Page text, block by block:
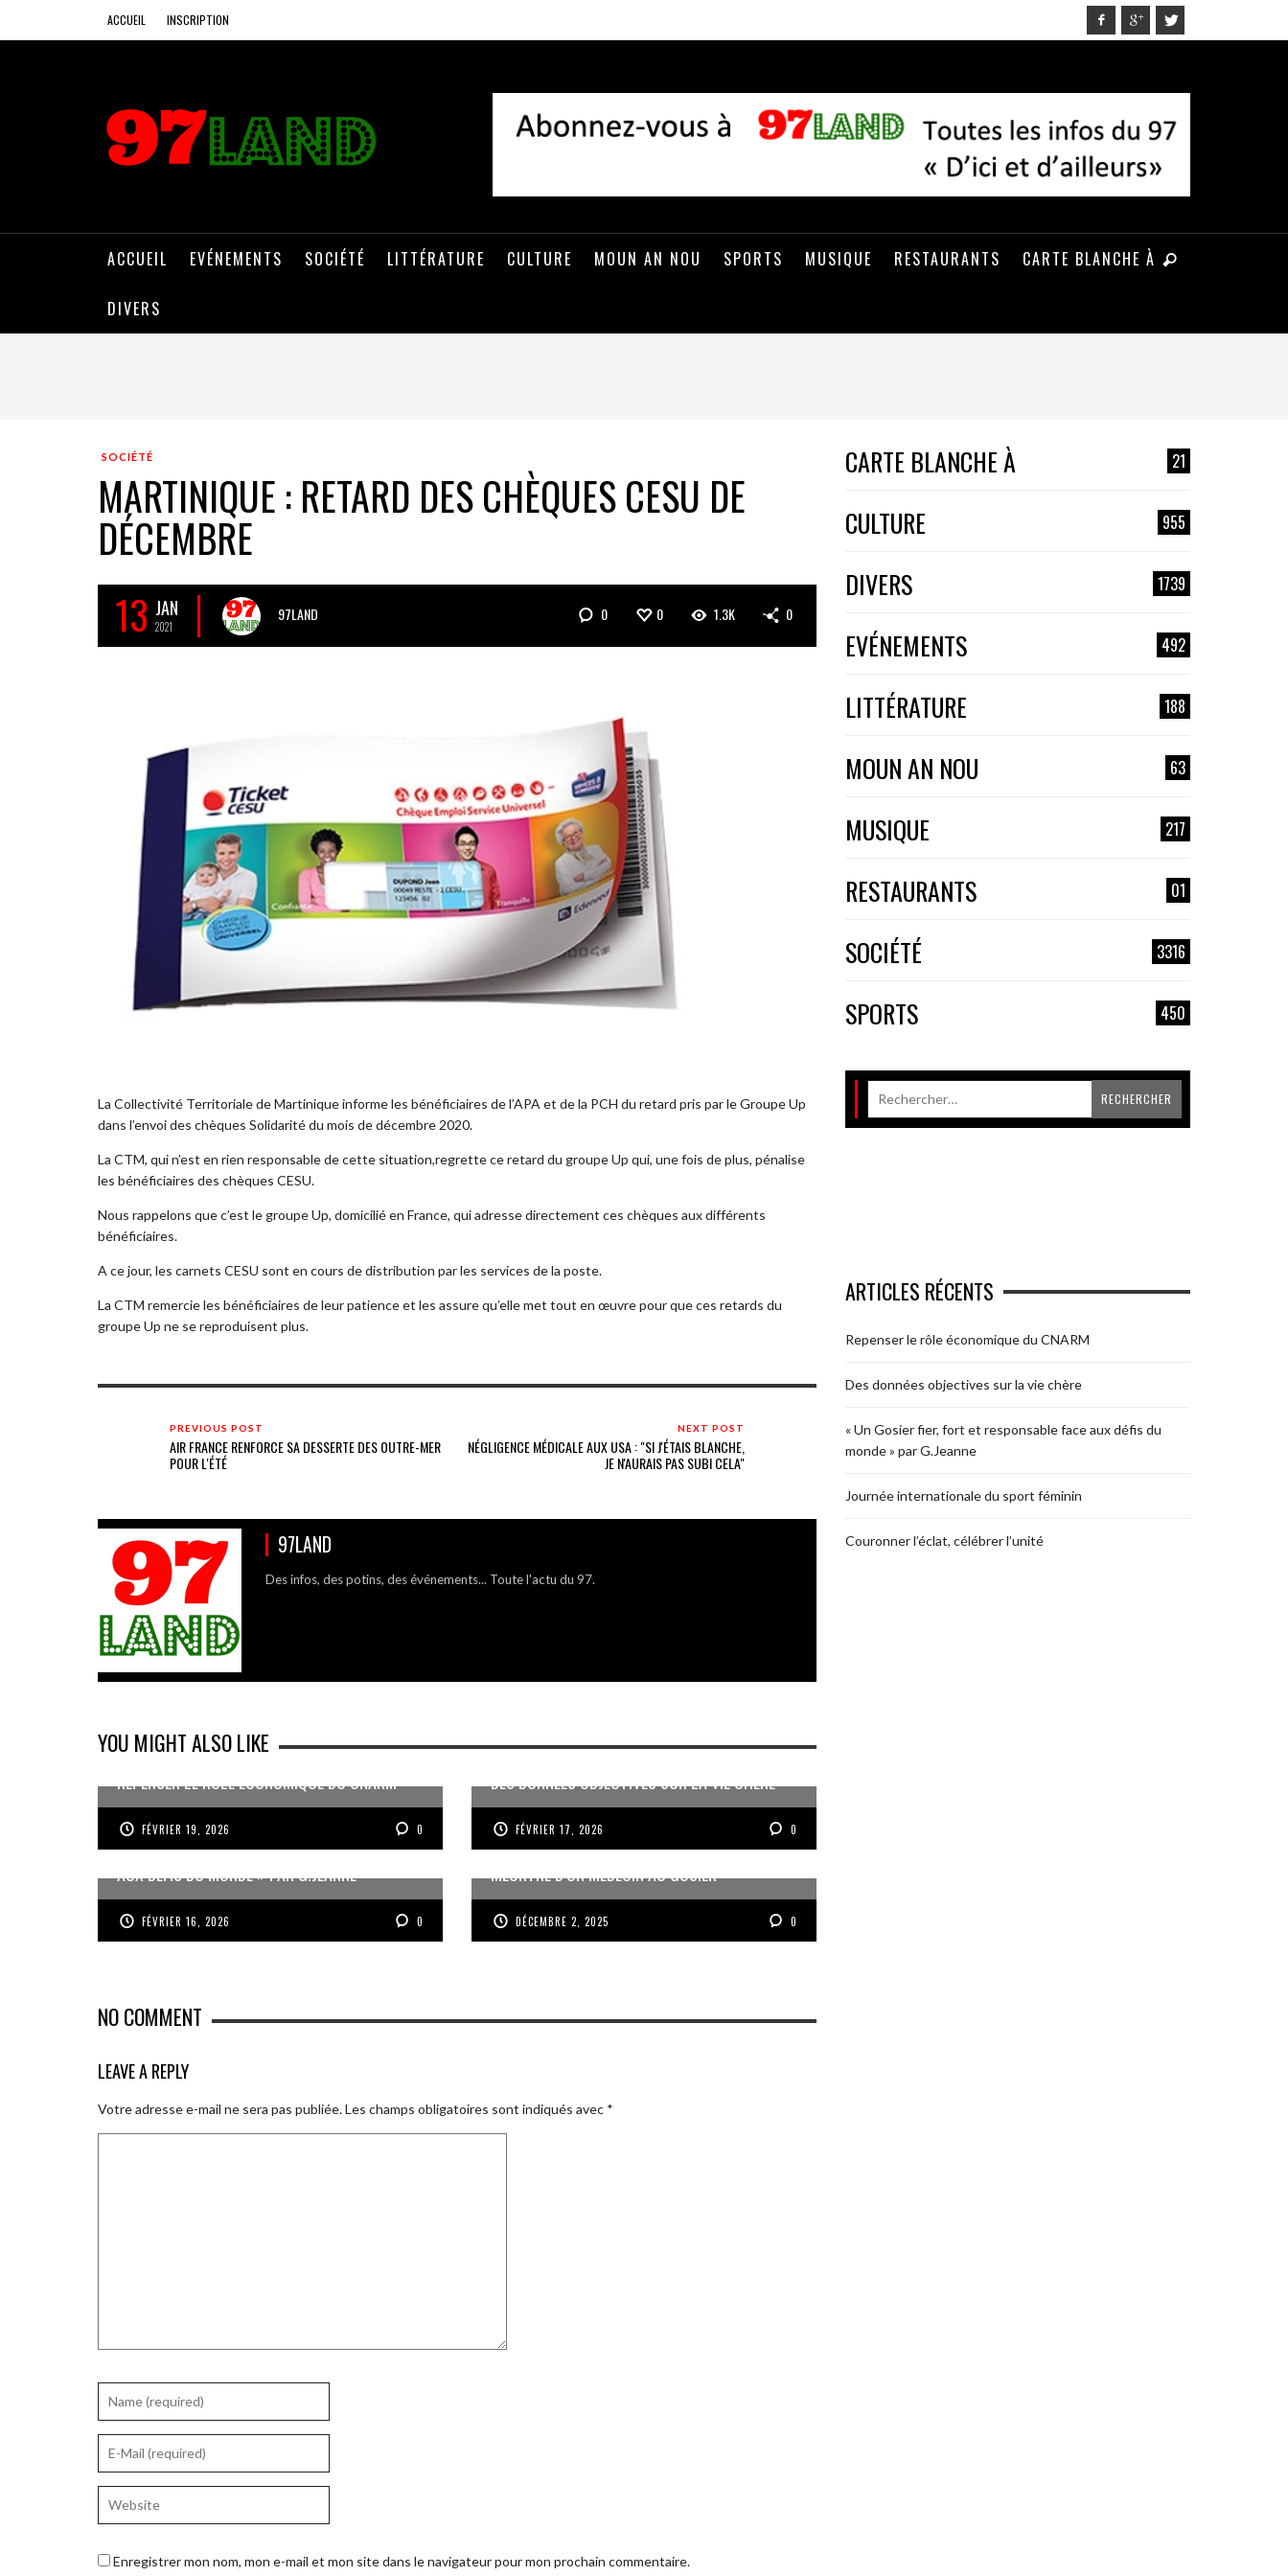
ACCUEIL INSCRIPTION
ACCUEIL EVÉNEMENTS SOCIÉTÉ LITTÉRATURE CULTURE MOUN AN NOU SPORTS MUSIQUE RESTAURANTS CARTE BLANCHE À
DIVERS
SOCIÉTÉ
MARTINIQUE : RETARD DES CHÈQUES CESU DE
DÉCEMBRE
13 JAN
2021
97LAND 0 0 1.3K 0
La Collectivité Territoriale de Martinique informe les bénéficiaires de l’APA et de la PCH du retard pris par le Groupe Up
dans l’envoi des chèques Solidarité du mois de décembre 2020.
La CTM, qui n’est en rien responsable de cette situation,regrette ce retard du groupe Up qui, une fois de plus, pénalise
les bénéficiaires des chèques CESU.
Nous rappelons que c’est le groupe Up, domicilié en France, qui adresse directement ces chèques aux différents
bénéficiaires.
A ce jour, les carnets CESU sont en cours de distribution par les services de la poste.
La CTM remercie les bénéficiaires de leur patience et les assure qu’elle met tout en œuvre pour que ces retards du
groupe Up ne se reproduisent plus.
PREVIOUS POST
AIR FRANCE RENFORCE SA DESSERTE DES OUTRE-MER
POUR L'ÉTÉ
NEXT POST
NÉGLIGENCE MÉDICALE AUX USA : "SI J'ÉTAIS BLANCHE,
JE N'AURAIS PAS SUBI CELA"
97LAND
Des infos, des potins, des événements... Toute l'actu du 97.
YOU MIGHT ALSO LIKE
REPENSER LE RÔLE ÉCONOMIQUE DU CNARM
FÉVRIER 19, 2026 0
DES DONNÉES OBJECTIVES SUR LA VIE CHÈRE
FÉVRIER 17, 2026 0
« UN GOSIER FIER, FORT ET RESPONSABLE FACE
AUX DÉFIS DU MONDE » PAR G.JEANNE
FÉVRIER 16, 2026 0
MEURTRE D’UN MÉDECIN AU GOSIER
DÉCEMBRE 2, 2025 0
NO COMMENT
LEAVE A REPLY
Votre adresse e-mail ne sera pas publiée.Les champs obligatoires sont indiqués avec *
Enregistrer mon nom, mon e-mail et mon site dans le navigateur pour mon prochain commentaire.
CARTE BLANCHE À 21
CULTURE 955
DIVERS 1739
EVÉNEMENTS 492
LITTÉRATURE 188
MOUN AN NOU 63
MUSIQUE 217
RESTAURANTS 01
SOCIÉTÉ 3316
SPORTS 450
ARTICLES RÉCENTS
Repenser le rôle économique du CNARM
Des données objectives sur la vie chère
« Un Gosier fier, fort et responsable face aux défis du
monde » par G.Jeanne
Journée internationale du sport féminin
Couronner l’éclat, célébrer l’unité